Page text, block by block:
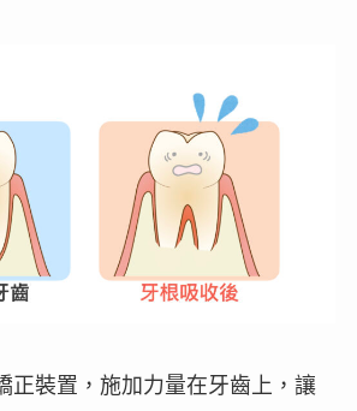
正裝置，施加力量在牙齒上，讓